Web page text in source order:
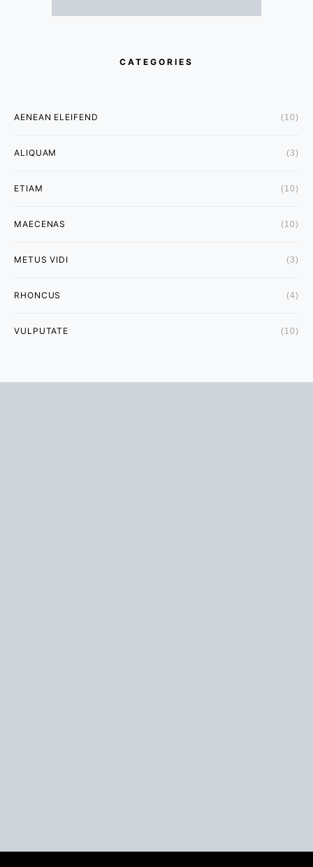
CATEGORIES
AENEAN ELEIFEND (10)
ALIQUAM (3)
ETIAM (10)
MAECENAS (10)
METUS VIDI (3)
RHONCUS (4)
VULPUTATE (10)